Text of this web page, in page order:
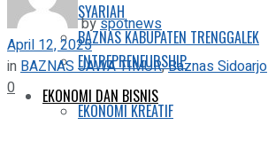
SYARIAH
ENTREPRENEURSHIP
EKONOMI KREATIF
BAZNAS KABUPATEN TRENGGALEK
EKONOMI DAN BISNIS
byspotnews
April 12, 2025
in BAZNAS JAWA TIMUR,Baznas Sidoarjo
0